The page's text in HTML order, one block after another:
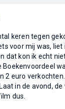
keren tegen
voor mij was, liet
dat kon ik echt
Boekenvoordeel
2 euro
in de avond,
dus.